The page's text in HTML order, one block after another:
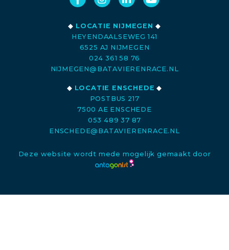
◆ LOCATIE NIJMEGEN ◆
HEYENDAALSEWEG 141
6525 AJ NIJMEGEN
024 361 58 76
NIJMEGEN@BATAVIERENRACE.NL
◆ LOCATIE ENSCHEDE ◆
POSTBUS 217
7500 AE ENSCHEDE
053 489 37 87
ENSCHEDE@BATAVIERENRACE.NL
Deze website wordt mede mogelijk gemaakt door